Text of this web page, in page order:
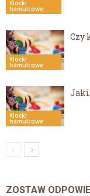
Klocki
hamulcowe
Klocki
hamulcowe
Czy
Klocki
hamulcowe
ZOSTAW